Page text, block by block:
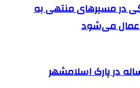
در مسیرهای منتهی به
اعمال می‌شود